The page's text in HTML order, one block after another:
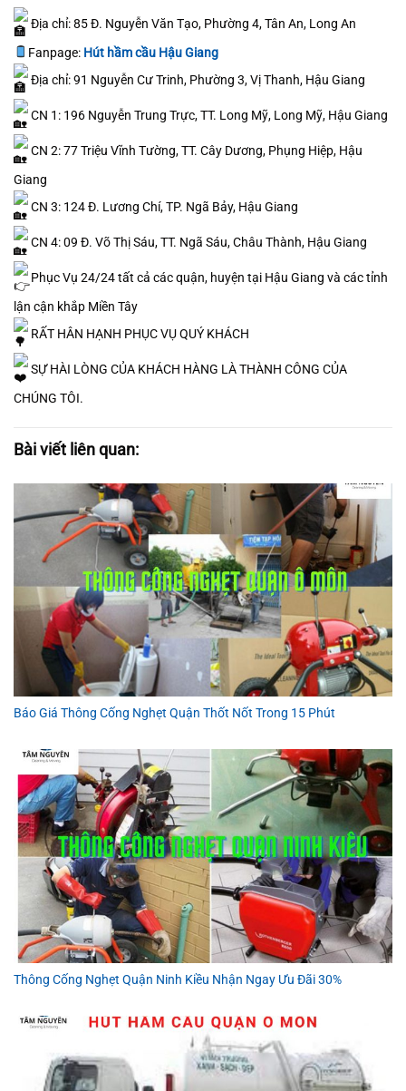
Địa chỉ: 85 Đ. Nguyễn Văn Tạo, Phường 4, Tân An, Long An
Fanpage: Hút hầm cầu Hậu Giang
Địa chỉ: 91 Nguyễn Cư Trinh, Phường 3, Vị Thanh, Hậu Giang
CN 1: 196 Nguyễn Trung Trực, TT. Long Mỹ, Long Mỹ, Hậu Giang
CN 2: 77 Triệu Vĩnh Tường, TT. Cây Dương, Phụng Hiệp, Hậu
Giang
CN 3: 124 Đ. Lương Chí, TP. Ngã Bảy, Hậu Giang
CN 4: 09 Đ. Võ Thị Sáu, TT. Ngã Sáu, Châu Thành, Hậu Giang
Phục Vụ 24/24 tất cả các quận, huyện tại Hậu Giang và các tỉnh
lận cận khắp Miền Tây
RẤT HÂN HẠNH PHỤC VỤ QUÝ KHÁCH
SỰ HÀI LÒNG CỦA KHÁCH HÀNG LÀ THÀNH CÔNG CỦA
CHÚNG TÔI.
Bài viết liên quan:
Báo Giá Thông Cống Nghẹt Quận Thốt Nốt Trong 15 Phút
Thông Cống Nghẹt Quận Ninh Kiều Nhận Ngay Ưu Đãi 30%